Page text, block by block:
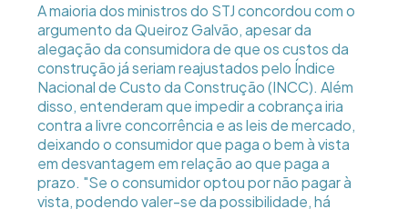
A maioria dos ministros do STJ concordou com o
argumento da Queiroz Galvão, apesar da
alegação da consumidora de que os custos da
construção já seriam reajustados pelo Índice
Nacional de Custo da Construção (INCC). Além
disso, entenderam que impedir a cobrança iria
contra a livre concorrência e as leis de mercado,
deixando o consumidor que paga o bem à vista
em desvantagem em relação ao que paga a
prazo. "Se o consumidor optou por não pagar à
vista, podendo valer-se da possibilidade, há